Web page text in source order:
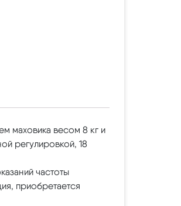
маховика весом 8 кг и
регулировкой, 18
частоты
приобретается